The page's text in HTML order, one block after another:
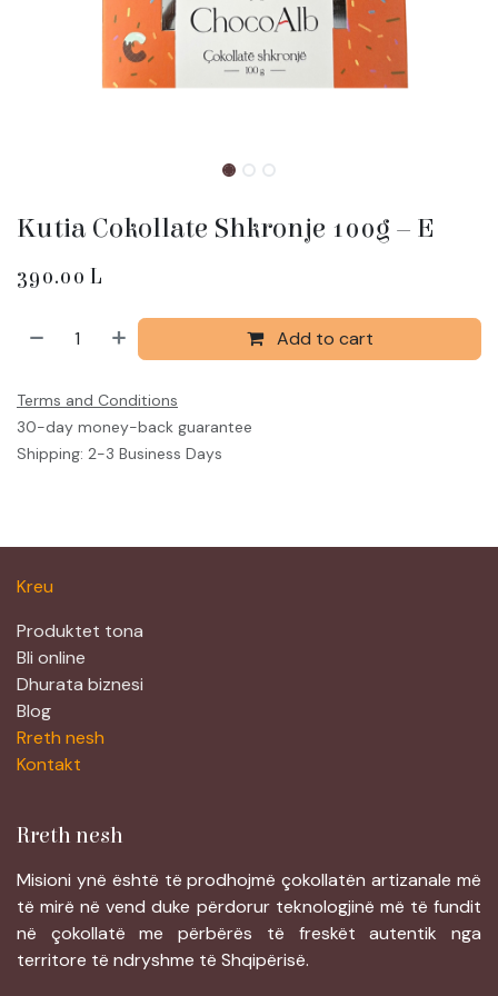
Kutia Cokollate Shkronje 100g – E
390.00 L
Add to cart
Terms and Conditions
30-day money-back guarantee
Shipping: 2-3 Business Days
Kreu
Produktet tona
Bli online
Dhurata biznesi
Blog
Rreth nesh
Kontakt
Rreth nesh
Misioni ynë është të prodhojmë çokollatën artizanale më
të mirë në vend duke përdorur teknologjinë më të fundit
në çokollatë me përbërës të freskët autentik nga
territore të ndryshme të Shqipërisë.